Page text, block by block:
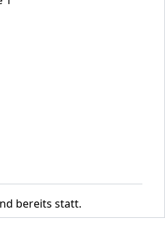
bereits statt.